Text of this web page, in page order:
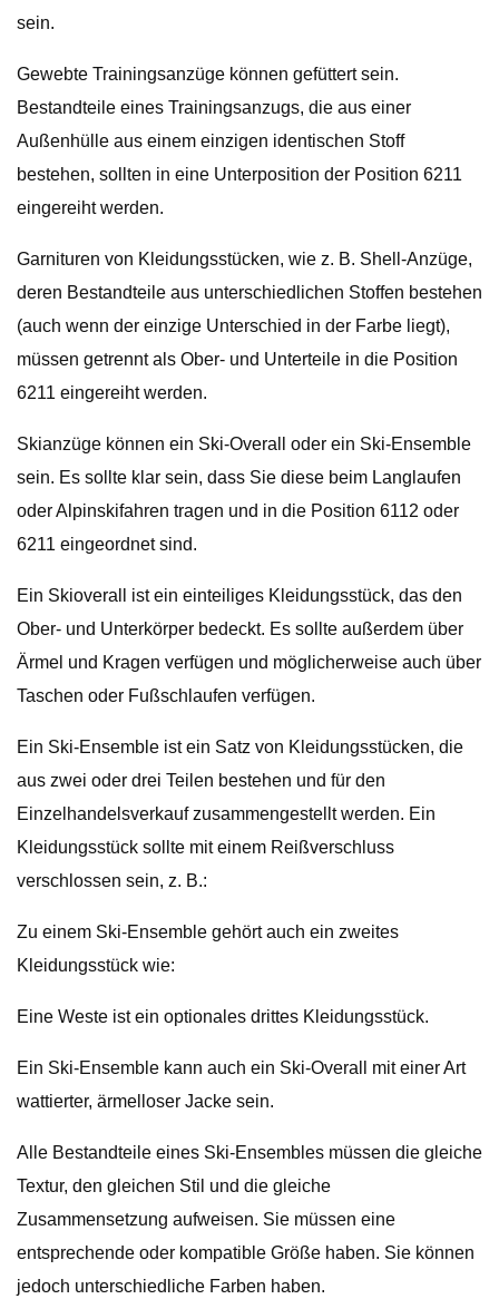
sein.
Gewebte Trainingsanzüge können gefüttert sein.
Bestandteile eines Trainingsanzugs, die aus einer
Außenhülle aus einem einzigen identischen Stoff
bestehen, sollten in eine Unterposition der Position 6211
eingereiht werden.
Garnituren von Kleidungsstücken, wie z. B. Shell-Anzüge,
deren Bestandteile aus unterschiedlichen Stoffen bestehen
(auch wenn der einzige Unterschied in der Farbe liegt),
müssen getrennt als Ober- und Unterteile in die Position
6211 eingereiht werden.
Skianzüge können ein Ski-Overall oder ein Ski-Ensemble
sein. Es sollte klar sein, dass Sie diese beim Langlaufen
oder Alpinskifahren tragen und in die Position 6112 oder
6211 eingeordnet sind.
Ein Skioverall ist ein einteiliges Kleidungsstück, das den
Ober- und Unterkörper bedeckt. Es sollte außerdem über
Ärmel und Kragen verfügen und möglicherweise auch über
Taschen oder Fußschlaufen verfügen.
Ein Ski-Ensemble ist ein Satz von Kleidungsstücken, die
aus zwei oder drei Teilen bestehen und für den
Einzelhandelsverkauf zusammengestellt werden. Ein
Kleidungsstück sollte mit einem Reißverschluss
verschlossen sein, z. B.:
Zu einem Ski-Ensemble gehört auch ein zweites
Kleidungsstück wie:
Eine Weste ist ein optionales drittes Kleidungsstück.
Ein Ski-Ensemble kann auch ein Ski-Overall mit einer Art
wattierter, ärmelloser Jacke sein.
Alle Bestandteile eines Ski-Ensembles müssen die gleiche
Textur, den gleichen Stil und die gleiche
Zusammensetzung aufweisen. Sie müssen eine
entsprechende oder kompatible Größe haben. Sie können
jedoch unterschiedliche Farben haben.